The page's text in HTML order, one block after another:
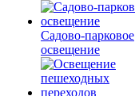
Садово-парковое
освещение